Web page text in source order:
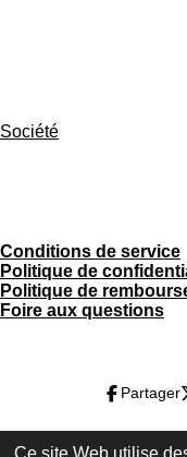
Société
Conditions de service
Politique de
Politique de
Foire aux questions
Partager